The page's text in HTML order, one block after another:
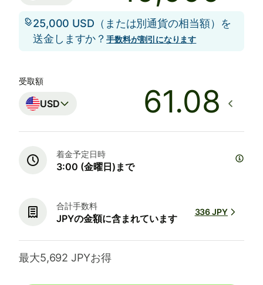
25,000 USD（または別通貨の相当額）を
送金しますか？手数料が割引になります
受取額
USD
着金予定日時
3:00 (金曜日)まで
合計手数料
JPYの金額に含まれています
336 JPY
最大5,692 JPYお得